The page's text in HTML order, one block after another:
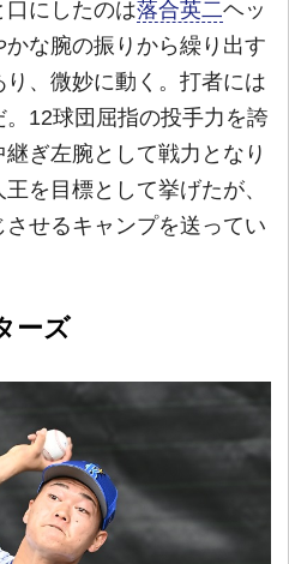
口にしたのは落合英二ヘッ
かな腕の振りから繰り出す
、微妙に動く。打者には
12球団屈指の投手力を誇
ぎ左腕として戦力となり
を目標として挙げたが、
せるキャンプを送ってい
ーズ